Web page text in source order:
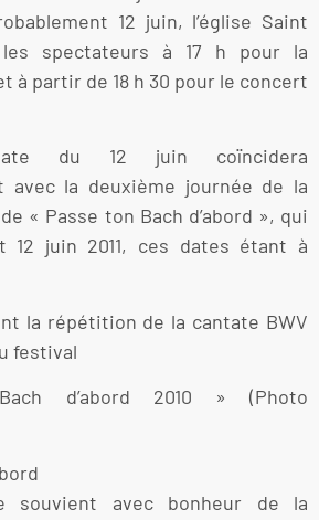
12 juin, l’église Saint
les spectateurs à 17 h pour la
à partir de 18 h 30 pour le concert
du 12 juin coïncidera
avec la deuxième journée de la
« Passe ton Bach d’abord », qui
12 juin 2011, ces dates étant à
la répétition de la cantate BWV
festival
d’abord 2010 » (Photo
souvient avec bonheur de la